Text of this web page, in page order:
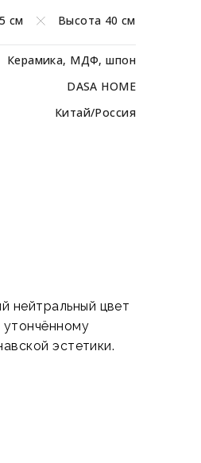
см Высота 40 см
Керамика, МДФ, шпон
DASA HOME
Китай/Россия
нейтральный цвет
утончённому
эстетики.